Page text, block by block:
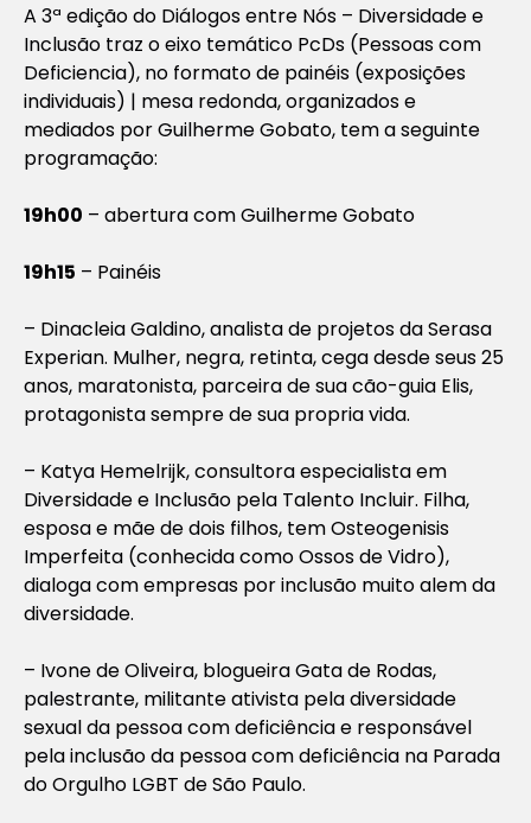
A 3ª edição do Diálogos entre Nós – Diversidade e
Inclusão traz o eixo temático PcDs (Pessoas com
Deficiencia), no formato de painéis (exposições
individuais) | mesa redonda, organizados e
mediados por Guilherme Gobato, tem a seguinte
programação:
19h00 – abertura com Guilherme Gobato
19h15 – Painéis
– Dinacleia Galdino, analista de projetos da Serasa
Experian. Mulher, negra, retinta, cega desde seus 25
anos, maratonista, parceira de sua cão-guia Elis,
protagonista sempre de sua propria vida.
– Katya Hemelrijk, consultora especialista em
Diversidade e Inclusão pela Talento Incluir. Filha,
esposa e mãe de dois filhos, tem Osteogenisis
Imperfeita (conhecida como Ossos de Vidro),
dialoga com empresas por inclusão muito alem da
diversidade.
– Ivone de Oliveira, blogueira Gata de Rodas,
palestrante, militante ativista pela diversidade
sexual da pessoa com deficiência e responsável
pela inclusão da pessoa com deficiência na Parada
do Orgulho LGBT de São Paulo.